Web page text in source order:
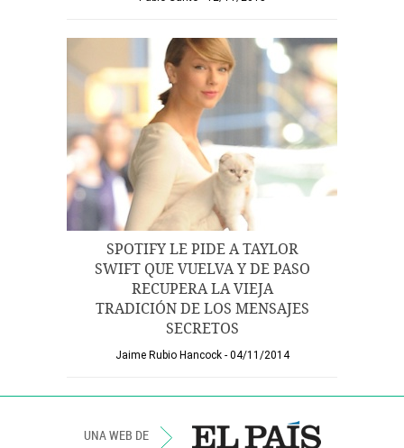
SPOTIFY LE PIDE A TAYLOR
SWIFT QUE VUELVA Y DE PASO
RECUPERA LA VIEJA
TRADICIÓN DE LOS MENSAJES
SECRETOS
Jaime Rubio Hancock 04/11/2014
UNA WEB DE